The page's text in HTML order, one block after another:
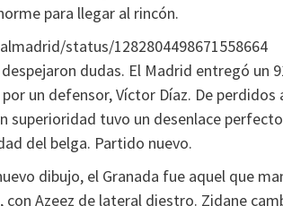
para llegar al rincón.
status/1282804498671558664
dudas. El Madrid entregó un
un defensor, Víctor Díaz. De
superioridad tuvo un desenlace
del belga. Partido nuevo.
dibujo, el Granada fue aquel que
con Azeez de lateral diestro. Zidane